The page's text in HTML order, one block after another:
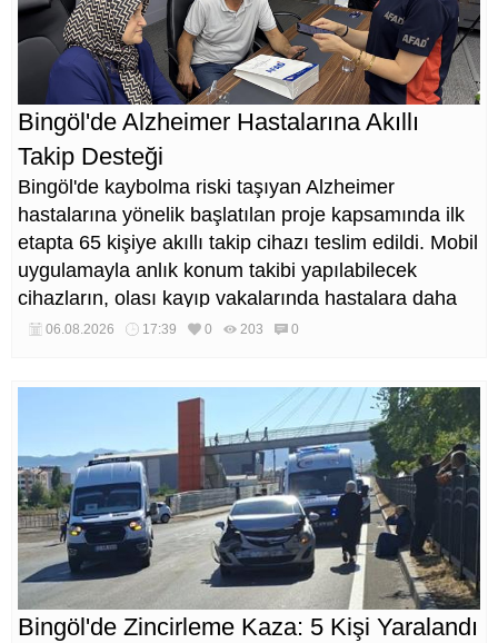
Bingöl'de Alzheimer Hastalarına Akıllı
Takip Desteği
Bingöl'de kaybolma riski taşıyan Alzheimer
hastalarına yönelik başlatılan proje kapsamında ilk
etapta 65 kişiye akıllı takip cihazı teslim edildi. Mobil
uygulamayla anlık konum takibi yapılabilecek
cihazların, olası kayıp vakalarında hastalara daha
kısa sürede ulaşılmasını sağlaması hedefleniyor.
06.08.2026 17:39 0 203 0
Bingöl'de Zincirleme Kaza: 5 Kişi Yaralandı